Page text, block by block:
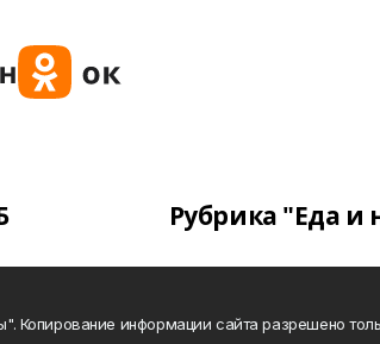
Рубрика "Еда и
Копирование информации сайта разрешено